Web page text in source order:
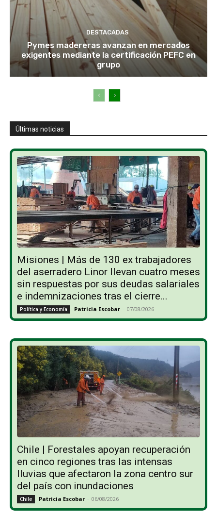
DESTACADAS
Pymes madereras avanzan en mercados
exigentes mediante la certificación PEFC en
grupo
Últimas noticias
Misiones | Más de 130 ex trabajadores
del aserradero Linor llevan cuatro meses
sin respuestas por sus deudas salariales
e indemnizaciones tras el cierre...
Política y Economía Patricia Escobar - 07/08/2026
Chile | Forestales apoyan recuperación
en cinco regiones tras las intensas
lluvias que afectaron la zona centro sur
del país con inundaciones
Chile Patricia Escobar - 06/08/2026